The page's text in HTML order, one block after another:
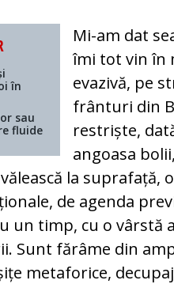
în
sau
fluide
Mi-am dat
îmi tot vin în
evazivă, pe
frânturi din
restriște,
angoasa
la suprafață,
de agenda
un timp, cu o vârstă
Sunt fărâme din
metaforice,